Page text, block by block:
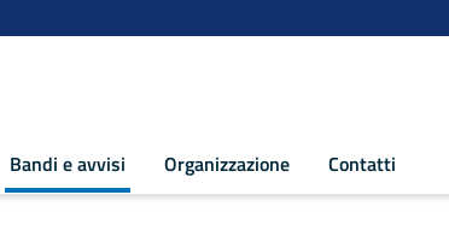
Bandi e avvisi Organizzazione Contatti